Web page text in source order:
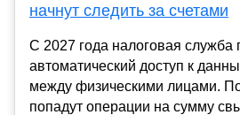
начнут следить за счетами
С 2027 года налоговая служба
автоматический доступ к
между физическими лицами.
попадут операции на сумму